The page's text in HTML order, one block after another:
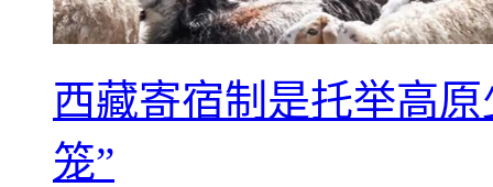
西藏寄宿制是托举高
笼”